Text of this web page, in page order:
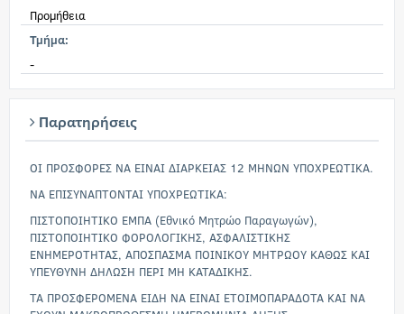
Προμήθεια
Τμήμα:
-
Παρατηρήσεις
ΟΙ ΠΡΟΣΦΟΡΕΣ ΝΑ ΕΙΝΑΙ ΔΙΑΡΚΕΙΑΣ 12 ΜΗΝΩΝ ΥΠΟΧΡΕΩΤΙΚΑ.
ΝΑ ΕΠΙΣΥΝΑΠΤΟΝΤΑΙ ΥΠΟΧΡΕΩΤΙΚΑ:
ΠΙΣΤΟΠΟΙΗΤΙΚΟ ΕΜΠΑ (Εθνικό Μητρώο Παραγωγών),
ΠΙΣΤΟΠΟΙΗΤΙΚΟ ΦΟΡΟΛΟΓΙΚΗΣ, ΑΣΦΑΛΙΣΤΙΚΗΣ
ΕΝΗΜΕΡΟΤΗΤΑΣ, ΑΠΟΣΠΑΣΜΑ ΠΟΙΝΙΚΟΥ ΜΗΤΡΩΟΥ ΚΑΘΩΣ ΚΑΙ
ΥΠΕΥΘΥΝΗ ΔΗΛΩΣΗ ΠΕΡΙ ΜΗ ΚΑΤΑΔΙΚΗΣ.
ΤΑ ΠΡΟΣΦΕΡΟΜΕΝΑ ΕΙΔΗ ΝΑ ΕΙΝΑΙ ΕΤΟΙΜΟΠΑΡΑΔΟΤΑ ΚΑΙ ΝΑ